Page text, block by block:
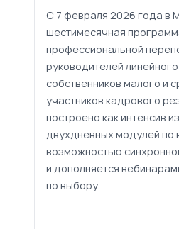
С 7 февраля 2026 года в
шестимесячная
профессиональной
руководителей
собственников малого и
участников кадрового
построено как интенсив
двухдневных модулей по
возможностью
и дополняется
по выбору.